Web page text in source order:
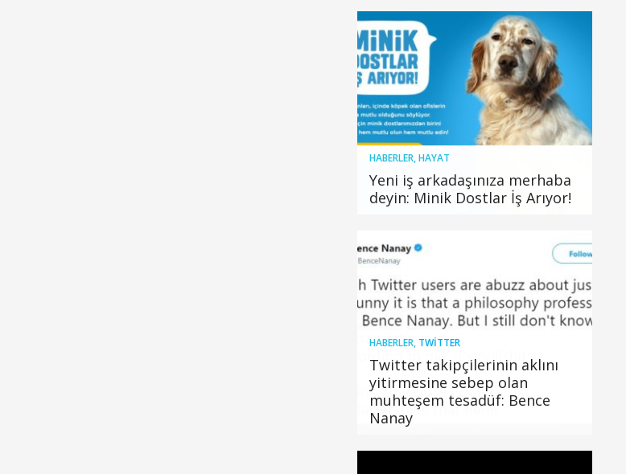
HABERLER,HAYAT
Yeni iş arkadaşınıza merhaba
deyin: Minik Dostlar İş Arıyor!
HABERLER, TWITTER
Twitter takipçilerinin aklını
yitirmesine sebep olan
muhteşem tesadüf: Bence
Nanay